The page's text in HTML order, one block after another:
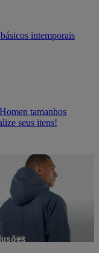
intemporais
Homen tamanhos
seus itens!